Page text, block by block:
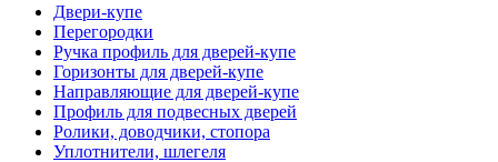
Двери-купе
Перегородки
Ручка профиль для дверей-купе
Горизонты для дверей-купе
Направляющие для дверей-купе
Профиль для подвесных дверей
Ролики, доводчики, стопора
Уплотнители, шлегеля